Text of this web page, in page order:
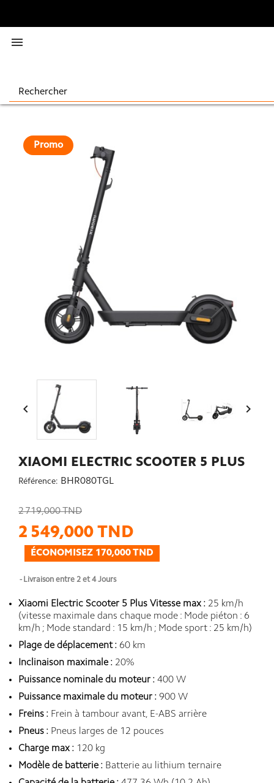

Promo
 
XIAOMI ELECTRIC SCOOTER 5 PLUS
Référence: BHR080TGL
2 719,000 TND
2 549,000 TND
ÉCONOMISEZ 170,000 TND
Livraison entre 2 et 4 Jours
Xiaomi Electric Scooter 5 Plus Vitesse max : 25 km/h
(vitesse maximale dans chaque mode : Mode piéton : 6
km/h ; Mode standard : 15 km/h ; Mode sport : 25 km/h)
Plage de déplacement : 60 km
Inclinaison maximale : 20%
Puissance nominale du moteur : 400 W
Puissance maximale du moteur : 900 W
Freins : Frein à tambour avant, E-ABS arrière
Pneus : Pneus larges de 12 pouces
Charge max : 120 kg
Modèle de batterie : Batterie au lithium ternaire